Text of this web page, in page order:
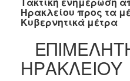
2022
2021
2020
2019
Ηρακλείου προς τα
Κυβερνητικά μέτρα
ΗΡΑΚΛΕΙΟΥ